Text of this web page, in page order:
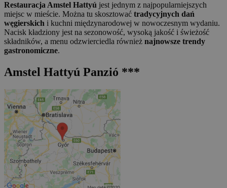
Restauracja Amstel Hattyú jest jednym z najpopularniejszych
miejsc w mieście. Można tu skosztować tradycyjnych dań
węgierskich i kuchni międzynarodowej w nowoczesnym wydaniu.
Nacisk kładziony jest na sezonowość, wysoką jakość i świeżość
składników, a menu odzwierciedla również najnowsze trendy
gastronomiczne.
Amstel Hattyú Panzió ***